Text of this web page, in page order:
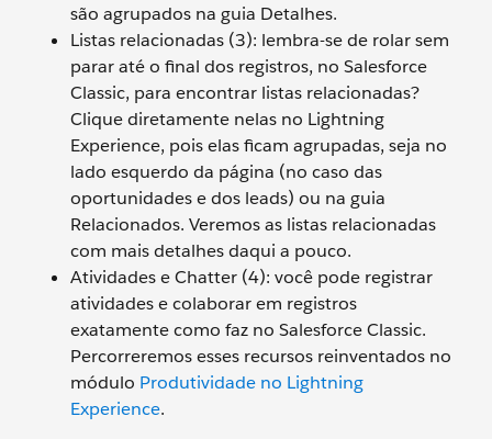
são agrupados na guia Detalhes.
Listas relacionadas (3): lembra-se de rolar sem
parar até o final dos registros, no Salesforce
Classic, para encontrar listas relacionadas?
Clique diretamente nelas no Lightning
Experience, pois elas ficam agrupadas, seja no
lado esquerdo da página (no caso das
oportunidades e dos leads) ou na guia
Relacionados. Veremos as listas relacionadas
com mais detalhes daqui a pouco.
Atividades e Chatter (4): você pode registrar
atividades e colaborar em registros
exatamente como faz no Salesforce Classic.
Percorreremos esses recursos reinventados no
módulo Produtividade no Lightning
Experience.